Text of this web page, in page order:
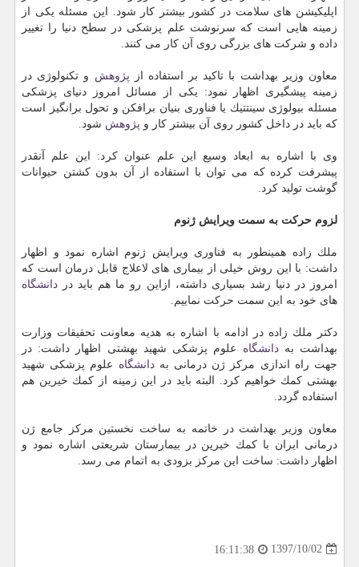
اپلیكیشن های سلامت در كشور بیشتر كار شود. این مسئله یكی از
زمینه هایی است كه سرنوشت علم پزشكی در سطح دنیا را تغییر
داده و شركت های بزرگی روی آن كار می كنند.
معاون وزیر بهداشت با تاكید بر استفاده از پژوهش و تكنولوژی در
زمینه پیشگیری اظهار نمود: یكی از مسائل امروز دنیای پزشكی
مسئله بیولوژی سینتتیك یا فناوری بنیان برافكن و تحول برانگیز است
كه باید در داخل كشور روی آن بیشتر كار و پژوهش شود.
وی با اشاره به ابعاد وسیع این علم عنوان كرد: این علم آنقدر
پیشرفت كرده كه می توان با استفاده از آن بدون كشتن حیوانات
گوشت تولید كرد.
لزوم حركت به سمت ویرایش ژنوم
ملك زاده همینطور به فناوری ویرایش ژنوم اشاره نمود و اظهار
داشت: با این روش خیلی از بیماری های لاعلاج قابل درمان است كه
امروز در دنیا رشد بسیاری داشته، ازاین رو ما هم باید در دانشگاه
های خود به این سمت حركت نماییم.
دكتر ملك زاده در ادامه با اشاره به هدیه معاونت تحقیقات وزارت
بهداشت بهدانشگاه علوم پزشكی شهید بهشتی اظهار داشت: در
جهت راه اندازی مركز ژن درمانی بهدانشگاه علوم پزشكی شهید
بهشتی كمك خواهیم كرد. البته باید در این زمینه از كمك خیرین هم
استفاده گردد.
معاون وزیر بهداشت در خاتمه به ساخت نخستین مركز جامع ژن
درمانی ایران با كمك خیرین در بیمارستان شریعتی اشاره نمود و
اظهار داشت: ساخت این مركز بزودی به اتمام می رسد.
1397/10/02
16:11:38